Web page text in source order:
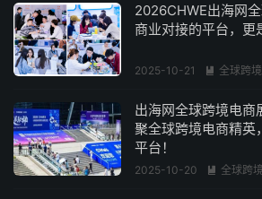
2026CHWE出海网
商业对接的平台，更
2025-10-21  全球跨
出海网全球跨境电商
聚全球跨境电商精英
平台！
2025-10-20  全球跨